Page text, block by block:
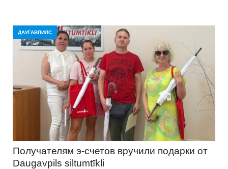
ДАУГАВПИЛС
Получателям э-счетов вручили подарки от
Daugavpils siltumtīkli